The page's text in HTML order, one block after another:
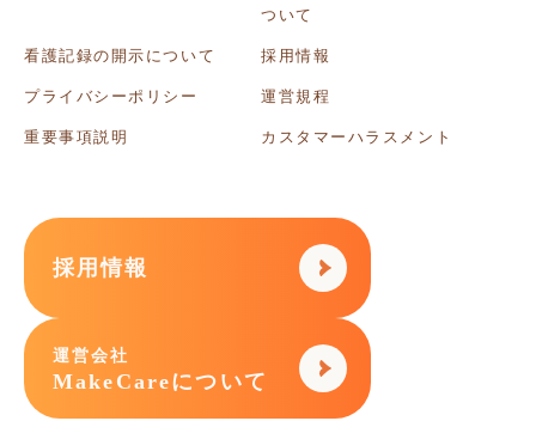
ついて
看護記録の開示について 採用情報
プライバシーポリシー 運営規程
重要事項説明 カスタマーハラスメント
採用情報
運営会社
MakeCareについて